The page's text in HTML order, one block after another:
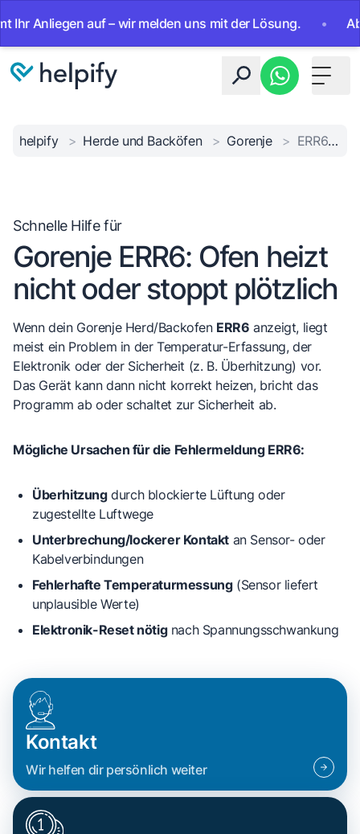
auf – wir melden uns mit der Lösung. • Ab
Toggle
helpify > Herde und Backöfen > Gorenje > ERR6 Heiz-/Sensorfehler
Schnelle Hilfe für
Gorenje ERR6: Ofen heizt
nicht oder stoppt plötzlich
Wenn dein Gorenje Herd/Backofen ERR6 anzeigt, liegt
meist ein Problem in der Temperatur-Erfassung, der
Elektronik oder der Sicherheit (z. B. Überhitzung) vor.
Das Gerät kann dann nicht korrekt heizen, bricht das
Programm ab oder schaltet zur Sicherheit ab.
Mögliche Ursachen für die Fehlermeldung ERR6:
Überhitzungdurch blockierte Lüftung oder
zugestellte Luftwege
Unterbrechung/lockerer Kontakt an Sensor- oder
Kabelverbindungen
Fehlerhafte Temperaturmessung(Sensor liefert
unplausible Werte)
Elektronik-Reset nötignach Spannungsschwankung
Kontakt
Wir helfen dir persönlich weiter